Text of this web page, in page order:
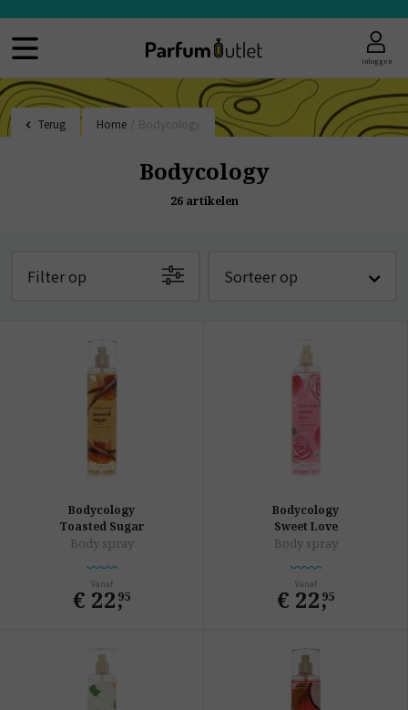
Inloggen
Terug Home
Bodycology
26 artikelen
Filter op Sorteer op
Bodycology
Toasted Sugar
Body spray
Vanaf
€ 22,
95
Bodycology
Sweet Love
Body spray
Vanaf
€ 22,
95